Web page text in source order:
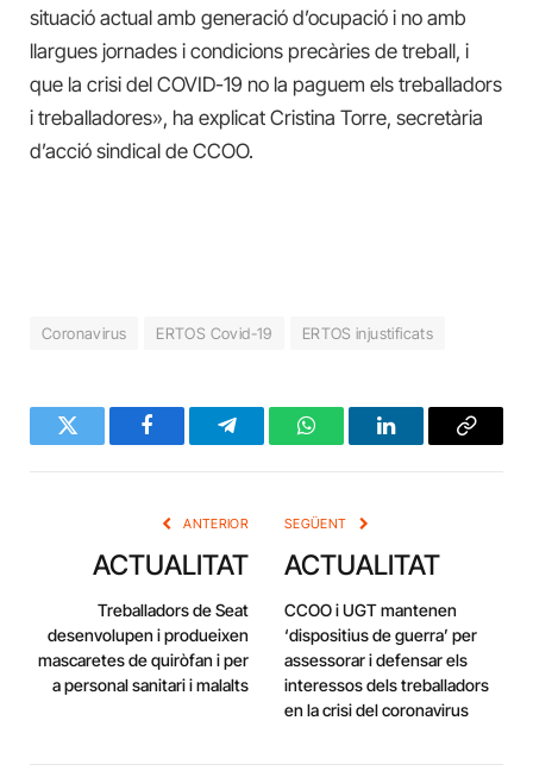
situació actual amb generació d’ocupació i no amb
llargues jornades i condicions precàries de treball, i
que la crisi del COVID-19 no la paguem els treballadors
i treballadores», ha explicat Cristina Torre, secretària
d’acció sindical de CCOO.
Coronavirus ERTOS Covid-19 ERTOS injustificats
Twitter FacebookTelegramWhatsAppLinkedInCopy
ANTERIOR
ACTUALITAT
Treballadors de Seat
desenvolupen i produeixen
mascaretes de quiròfan i per
a personal sanitari i malalts
SEGÜENT
ACTUALITAT
CCOO i UGT mantenen
‘dispositius de guerra’ per
assessorar i defensar els
interessos dels treballadors
en la crisi del coronavirus